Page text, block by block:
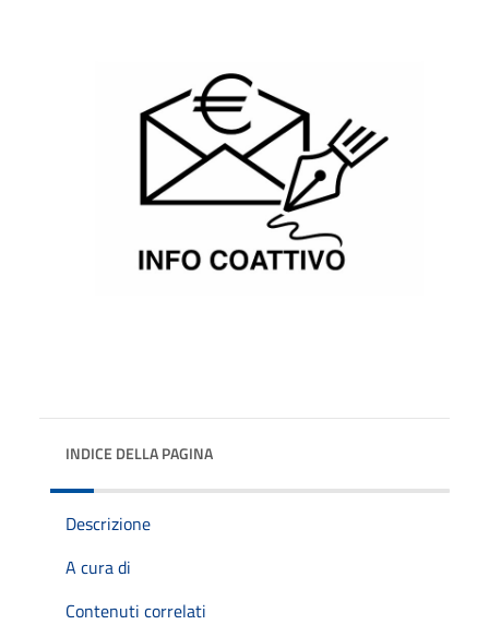
INDICE DELLA PAGINA
Descrizione
A cura di
Contenuti correlati